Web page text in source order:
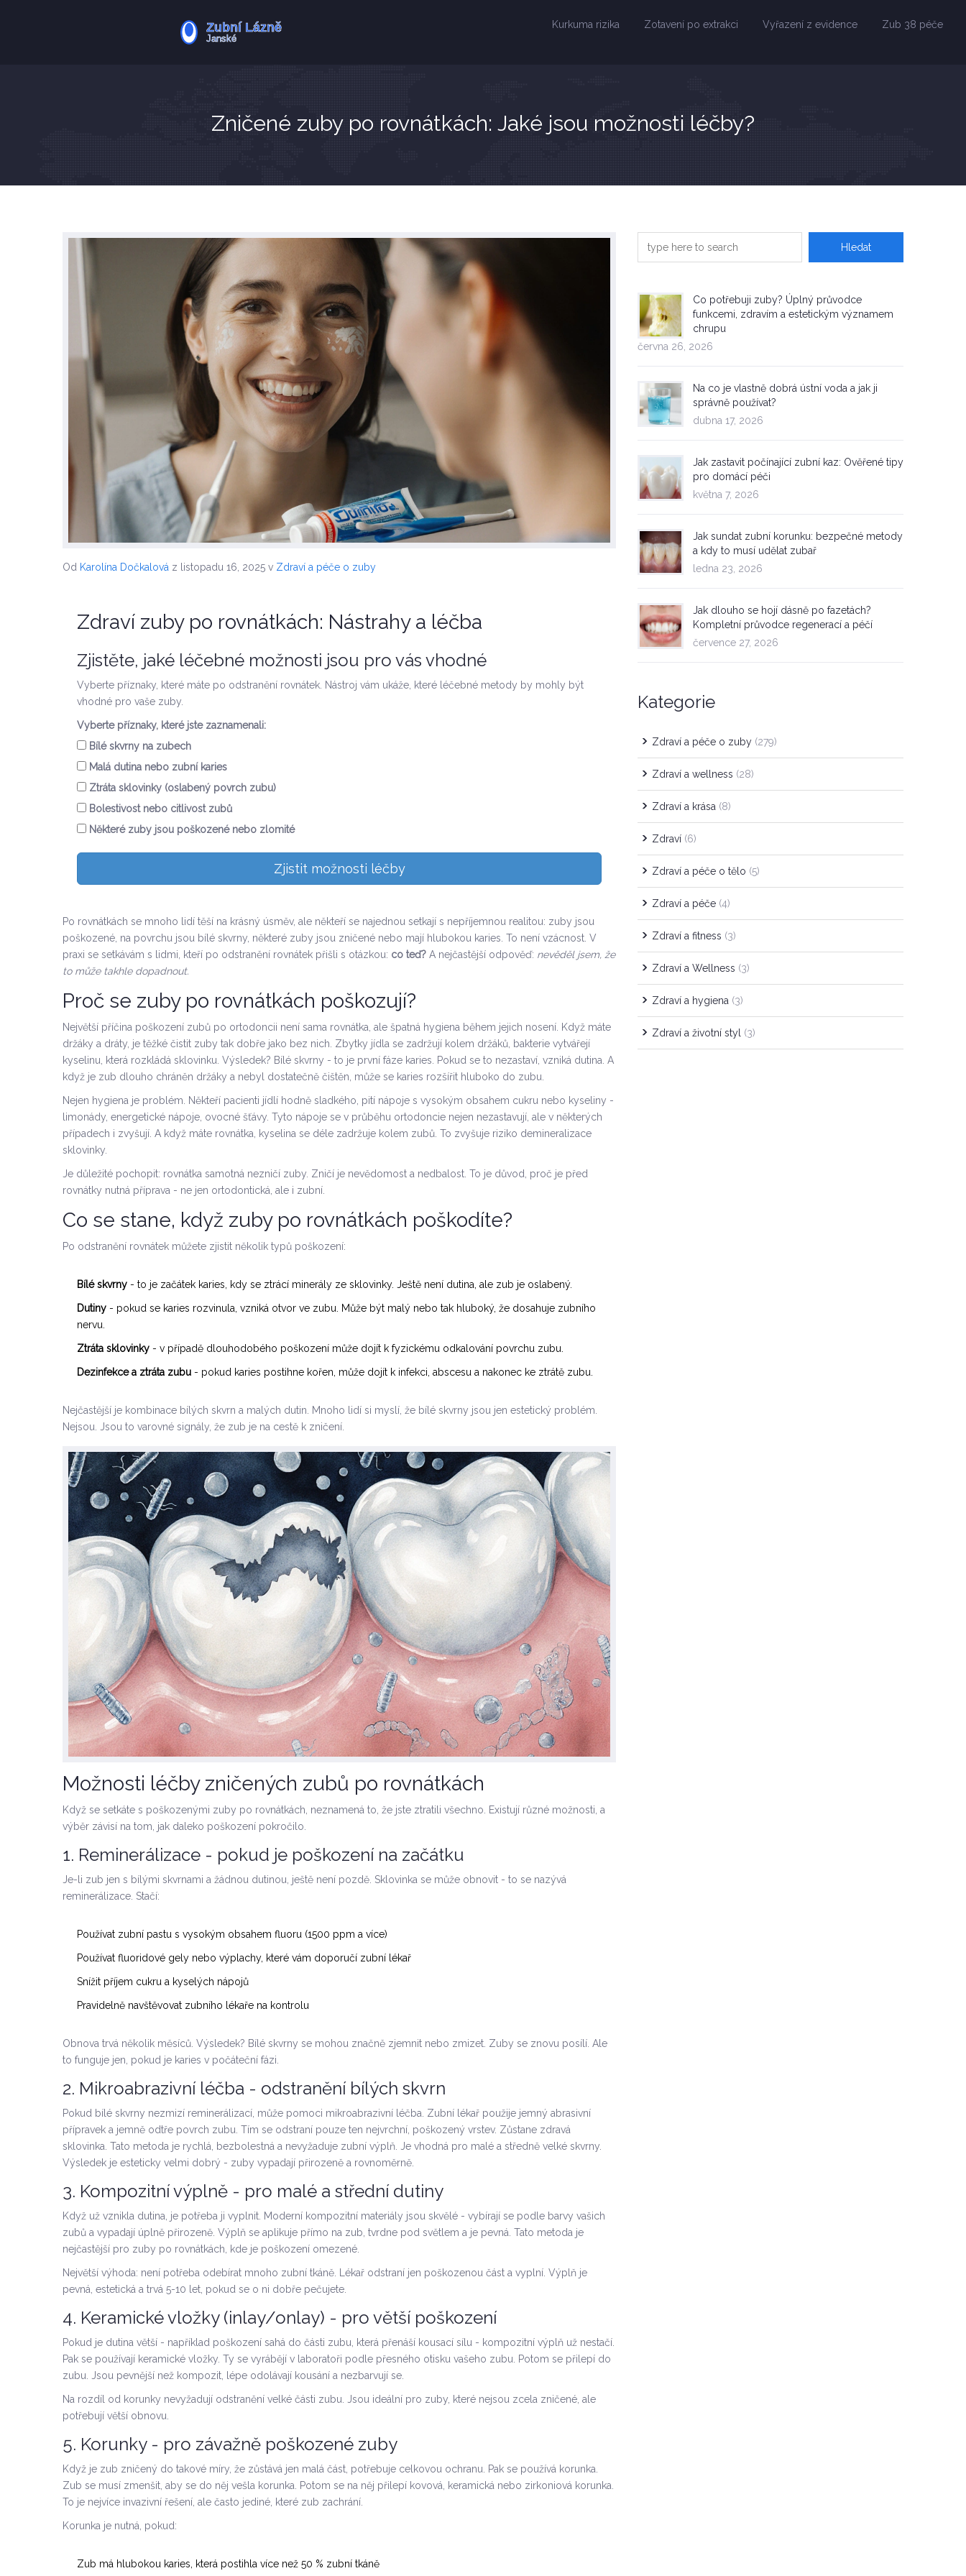
Kurkuma rizika Zotavení po extrakci Vyřazení z evidence Zub 38 péče
Zničené zuby po rovnátkách: Jaké jsou možnosti léčby?
Od Karolína Dočkalová z listopadu 16, 2025 v Zdraví a péče o zuby
Zdraví zuby po rovnátkách: Nástrahy a léčba
Zjistěte, jaké léčebné možnosti jsou pro vás vhodné
Vyberte příznaky, které máte po odstranění rovnátek. Nástroj vám ukáže, které léčebné metody by mohly být
vhodné pro vaše zuby.
Vyberte příznaky, které jste zaznamenali:
Bílé skvrny na zubech
Malá dutina nebo zubní karies
Ztráta sklovinky (oslabený povrch zubu)
Bolestivost nebo citlivost zubů
Některé zuby jsou poškozené nebo zlomité
Zjistit možnosti léčby
Po rovnátkách se mnoho lidí těší na krásný úsměv, ale někteří se najednou setkají s nepříjemnou realitou: zuby jsou
poškozené, na povrchu jsou bílé skvrny, některé zuby jsou zničené nebo mají hlubokou karies. To není vzácnost. V
praxi se setkávám s lidmi, kteří po odstranění rovnátek přišli s otázkou: co teď? A nejčastější odpověď: nevěděl jsem, že
to může takhle dopadnout.
Proč se zuby po rovnátkách poškozují?
Největší příčina poškození zubů po ortodoncii není sama rovnátka, ale špatná hygiena během jejich nosení. Když máte
držáky a dráty, je těžké čistit zuby tak dobře jako bez nich. Zbytky jídla se zadržují kolem držáků, bakterie vytvářejí
kyselinu, která rozkládá sklovinku. Výsledek? Bílé skvrny - to je první fáze karies. Pokud se to nezastaví, vzniká dutina. A
když je zub dlouho chráněn držáky a nebyl dostatečně čištěn, může se karies rozšířit hluboko do zubu.
Nejen hygiena je problém. Někteří pacienti jídlí hodně sladkého, pití nápoje s vysokým obsahem cukru nebo kyseliny -
limonády, energetické nápoje, ovocné šťávy. Tyto nápoje se v průběhu ortodoncie nejen nezastavují, ale v některých
případech i zvyšují. A když máte rovnátka, kyselina se déle zadržuje kolem zubů. To zvyšuje riziko demineralizace
sklovinky.
Je důležité pochopit: rovnátka samotná nezničí zuby. Zničí je nevědomost a nedbalost. To je důvod, proč je před
rovnátky nutná příprava - ne jen ortodontická, ale i zubní.
Co se stane, když zuby po rovnátkách poškodíte?
Po odstranění rovnátek můžete zjistit několik typů poškození:
Bílé skvrny - to je začátek karies, kdy se ztrácí minerály ze sklovinky. Ještě není dutina, ale zub je oslabený.
Dutiny - pokud se karies rozvinula, vzniká otvor ve zubu. Může být malý nebo tak hluboký, že dosahuje zubního
nervu.
Ztráta sklovinky - v případě dlouhodobého poškození může dojít k fyzickému odkalování povrchu zubu.
Dezinfekce a ztráta zubu - pokud karies postihne kořen, může dojít k infekci, abscesu a nakonec ke ztrátě zubu.
Nejčastější je kombinace bílých skvrn a malých dutin. Mnoho lidí si myslí, že bílé skvrny jsou jen estetický problém.
Nejsou. Jsou to varovné signály, že zub je na cestě k zničení.
Možnosti léčby zničených zubů po rovnátkách
Když se setkáte s poškozenými zuby po rovnátkách, neznamená to, že jste ztratili všechno. Existují různé možnosti, a
výběr závisí na tom, jak daleko poškození pokročilo.
1. Reminerálizace - pokud je poškození na začátku
Je-li zub jen s bílými skvrnami a žádnou dutinou, ještě není pozdě. Sklovinka se může obnovit - to se nazývá
reminerálizace. Stačí:
Používat zubní pastu s vysokým obsahem fluoru (1500 ppm a více)
Používat fluoridové gely nebo výplachy, které vám doporučí zubní lékař
Snížit příjem cukru a kyselých nápojů
Pravidelně navštěvovat zubního lékaře na kontrolu
Obnova trvá několik měsíců. Výsledek? Bílé skvrny se mohou značně zjemnit nebo zmizet. Zuby se znovu posílí. Ale
to funguje jen, pokud je karies v počáteční fázi.
2. Mikroabrazivní léčba - odstranění bílých skvrn
Pokud bílé skvrny nezmizí reminerálizací, může pomoci mikroabrazivní léčba. Zubní lékař použije jemný abrasivní
přípravek a jemně odtře povrch zubu. Tím se odstraní pouze ten nejvrchní, poškozený vrstev. Zůstane zdravá
sklovinka. Tato metoda je rychlá, bezbolestná a nevyžaduje zubní výplň. Je vhodná pro malé a středně velké skvrny.
Výsledek je esteticky velmi dobrý - zuby vypadají přirozeně a rovnoměrně.
3. Kompozitní výplně - pro malé a střední dutiny
Když už vznikla dutina, je potřeba ji vyplnit. Moderní kompozitní materiály jsou skvělé - vybírají se podle barvy vašich
zubů a vypadají úplně přirozeně. Výplň se aplikuje přímo na zub, tvrdne pod světlem a je pevná. Tato metoda je
nejčastější pro zuby po rovnátkách, kde je poškození omezené.
Největší výhoda: není potřeba odebírat mnoho zubní tkáně. Lékař odstraní jen poškozenou část a vyplní. Výplň je
pevná, estetická a trvá 5-10 let, pokud se o ni dobře pečujete.
4. Keramické vložky (inlay/onlay) - pro větší poškození
Pokud je dutina větší - například poškození sahá do části zubu, která přenáší kousací sílu - kompozitní výplň už nestačí.
Pak se používají keramické vložky. Ty se vyrábějí v laboratoři podle přesného otisku vašeho zubu. Potom se přilepí do
zubu. Jsou pevnější než kompozit, lépe odolávají kousání a nezbarvují se.
Na rozdíl od korunky nevyžadují odstranění velké části zubu. Jsou ideální pro zuby, které nejsou zcela zničené, ale
potřebují větší obnovu.
5. Korunky - pro závažně poškozené zuby
Když je zub zničený do takové míry, že zůstává jen malá část, potřebuje celkovou ochranu. Pak se používá korunka.
Zub se musí zmenšit, aby se do něj vešla korunka. Potom se na něj přilepí kovová, keramická nebo zirkoniová korunka.
To je nejvíce invazivní řešení, ale často jediné, které zub zachrání.
Korunka je nutná, pokud:
Zub má hlubokou karies, která postihla více než 50 % zubní tkáně
Co potřebuji zuby? Úplný průvodce
funkcemi, zdravím a estetickým významem
chrupu
června 26, 2026
Na co je vlastně dobrá ústní voda a jak ji
správně používat?
dubna 17, 2026
Jak zastavit počínající zubní kaz: Ověřené tipy
pro domácí péči
května 7, 2026
Jak sundat zubní korunku: bezpečné metody
a kdy to musí udělat zubař
ledna 23, 2026
Jak dlouho se hojí dásně po fazetách?
Kompletní průvodce regenerací a péčí
července 27, 2026
Kategorie
Zdraví a péče o zuby (279)
Zdraví a wellness (28)
Zdraví a krása (8)
Zdraví (6)
Zdraví a péče o tělo (5)
Zdraví a péče (4)
Zdraví a fitness (3)
Zdraví a Wellness (3)
Zdraví a hygiena (3)
Zdraví a životní styl (3)